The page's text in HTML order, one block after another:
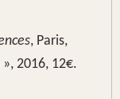
, Paris,
2016, 12€.